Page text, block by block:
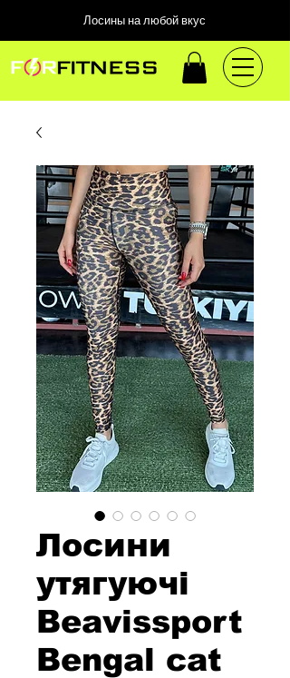
Лосины на любой вкус
Лосини
утягуючі
Beavissport
Bengal cat